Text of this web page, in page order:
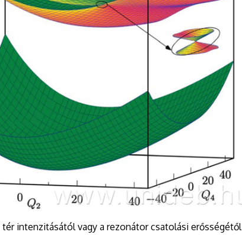
intenzitásától vagy a rezonátor csatolási erősségétől